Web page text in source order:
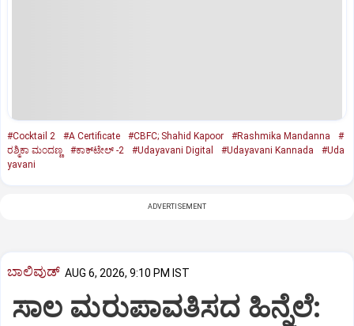
#Cocktail 2 #A Certificate #CBFC; Shahid Kapoor #Rashmika Mandanna
#
ರಶ್ಮಿಕಾ ಮಂದಣ್ಣ
#ಕಾಕ್‌ಟೇಲ್‌ -2 #Udayavani Digital #Udayavani Kannada
#Uda
yavani
ADVERTISEMENT
ಬಾಲಿವುಡ್‌ AUG 6, 2026, 9:10 PM IST
ಸಾಲ ಮರುಪಾವತಿಸದ ಹಿನ್ನೆಲೆ: